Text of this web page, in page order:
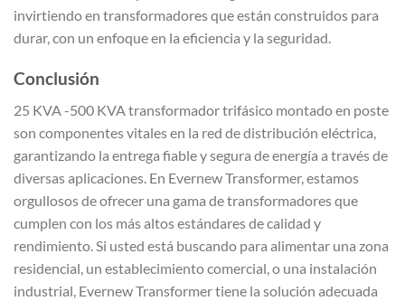
invirtiendo en transformadores que están construidos para
durar, con un enfoque en la eficiencia y la seguridad.
Conclusión
25 KVA -500 KVA transformador trifásico montado en poste
son componentes vitales en la red de distribución eléctrica,
garantizando la entrega fiable y segura de energía a través de
diversas aplicaciones. En Evernew Transformer, estamos
orgullosos de ofrecer una gama de transformadores que
cumplen con los más altos estándares de calidad y
rendimiento. Si usted está buscando para alimentar una zona
residencial, un establecimiento comercial, o una instalación
industrial, Evernew Transformer tiene la solución adecuada